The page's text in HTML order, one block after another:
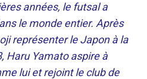
années, le futsal a
le monde entier. Après
représenter le Japon à la
Haru Yamato aspire à
lui et rejoint le club de